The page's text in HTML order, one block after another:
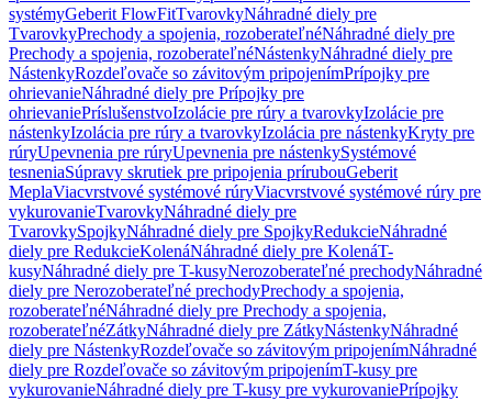
systémyGeberit FlowFitTvarovkyNáhradné diely pre
TvarovkyPrechody a spojenia, rozoberateľnéNáhradné diely pre
Prechody a spojenia, rozoberateľnéNástenkyNáhradné diely pre
NástenkyRozdeľovače so závitovým pripojenímPrípojky pre
ohrievanieNáhradné diely pre Prípojky pre
ohrievaniePríslušenstvoIzolácie pre rúry a tvarovkyIzolácie pre
nástenkyIzolácia pre rúry a tvarovkyIzolácia pre nástenkyKryty pre
rúryUpevnenia pre rúryUpevnenia pre nástenkySystémové
tesneniaSúpravy skrutiek pre pripojenia prírubouGeberit
MeplaViacvrstvové systémové rúryViacvrstvové systémové rúry pre
vykurovanieTvarovkyNáhradné diely pre
TvarovkySpojkyNáhradné diely pre SpojkyRedukcieNáhradné
diely pre RedukcieKolenáNáhradné diely pre KolenáT-
kusyNáhradné diely pre T-kusyNerozoberateľné prechodyNáhradné
diely pre Nerozoberateľné prechodyPrechody a spojenia,
rozoberateľnéNáhradné diely pre Prechody a spojenia,
rozoberateľnéZátkyNáhradné diely pre ZátkyNástenkyNáhradné
diely pre NástenkyRozdeľovače so závitovým pripojenímNáhradné
diely pre Rozdeľovače so závitovým pripojenímT-kusy pre
vykurovanieNáhradné diely pre T-kusy pre vykurovaniePrípojky